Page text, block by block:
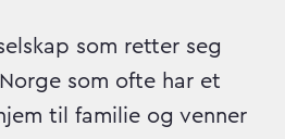
som retter seg
som ofte har et
til familie og venner